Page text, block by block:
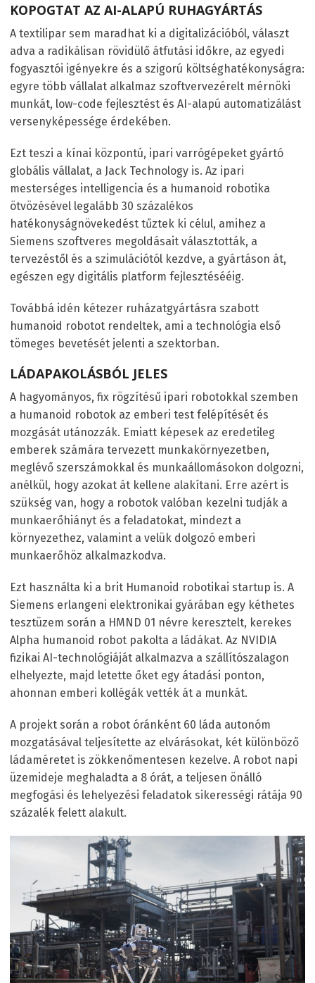
KOPOGTAT AZ AI-ALAPÚ RUHAGYÁRTÁS
A textilipar sem maradhat ki a digitalizációból, választ
adva a radikálisan rövidülő átfutási időkre, az egyedi
fogyasztói igényekre és a szigorú költséghatékonyságra:
egyre több vállalat alkalmaz szoftvervezérelt mérnöki
munkát, low-code fejlesztést és AI-alapú automatizálást
versenyképessége érdekében.
Ezt teszi a kínai központú, ipari varrógépeket gyártó
globális vállalat, a Jack Technology is. Az ipari
mesterséges intelligencia és a humanoid robotika
ötvözésével legalább 30 százalékos
hatékonyságnövekedést tűztek ki célul, amihez a
Siemens szoftveres megoldásait választották, a
tervezéstől és a szimulációtól kezdve, a gyártáson át,
egészen egy digitális platform fejlesztésééig.
Továbbá idén kétezer ruházatgyártásra szabott
humanoid robotot rendeltek, ami a technológia első
tömeges bevetését jelenti a szektorban.
LÁDAPAKOLÁSBÓL JELES
A hagyományos, fix rögzítésű ipari robotokkal szemben
a humanoid robotok az emberi test felépítését és
mozgását utánozzák. Emiatt képesek az eredetileg
emberek számára tervezett munkakörnyezetben,
meglévő szerszámokkal és munkaállomásokon dolgozni,
anélkül, hogy azokat át kellene alakítani. Erre azért is
szükség van, hogy a robotok valóban kezelni tudják a
munkaerőhiányt és a feladatokat, mindezt a
környezethez, valamint a velük dolgozó emberi
munkaerőhöz alkalmazkodva.
Ezt használta ki a brit Humanoid robotikai startup is. A
Siemens erlangeni elektronikai gyárában egy kéthetes
tesztüzem során a HMND 01 névre keresztelt, kerekes
Alpha humanoid robot pakolta a ládákat. Az NVIDIA
fizikai AI-technológiáját alkalmazva a szállítószalagon
elhelyezte, majd letette őket egy átadási ponton,
ahonnan emberi kollégák vették át a munkát.
A projekt során a robot óránként 60 láda autonóm
mozgatásával teljesítette az elvárásokat, két különböző
ládaméretet is zökkenőmentesen kezelve. A robot napi
üzemideje meghaladta a 8 órát, a teljesen önálló
megfogási és lehelyezési feladatok sikerességi rátája 90
százalék felett alakult.